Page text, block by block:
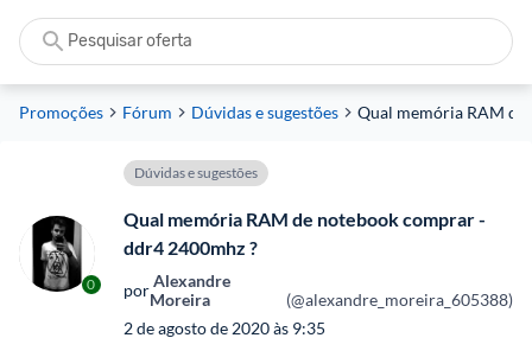
Promoções Fórum Dúvidas e sugestões Qual memória RAM
0
Dúvidas e sugestões
Qual memória RAM de notebook comprar -
ddr4 2400mhz ?
porMoreira
(@alexandre_moreira_605388)
2 de agosto de 2020 às 9:35